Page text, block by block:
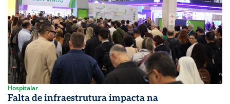
Hospitalar
Falta de infraestrutura impacta na